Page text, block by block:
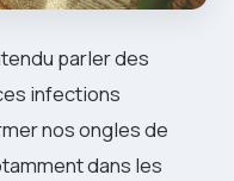
parler des
infections
nos ongles de
dans les